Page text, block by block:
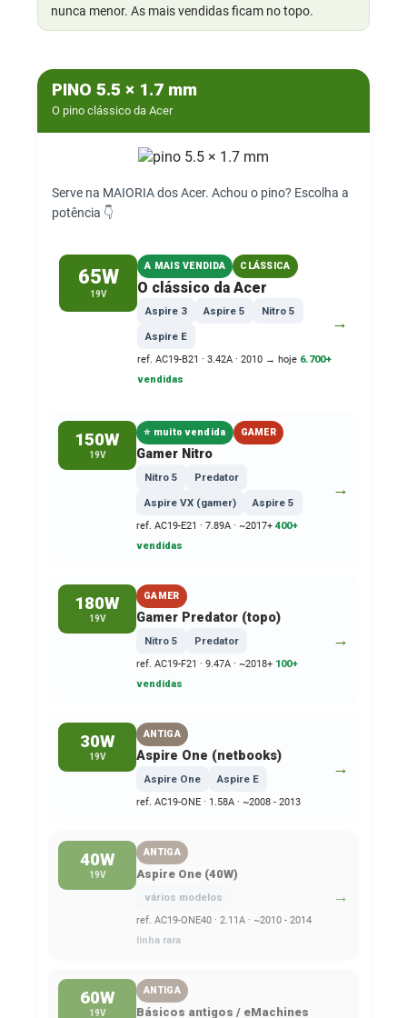
nunca menor. As mais vendidas ficam no topo.
PINO 5.5 × 1.7 mm
O pino clássico da Acer
Serve na MAIORIA dos Acer. Achou o pino? Escolha a
potência 👇
65W
19V
A MAIS VENDIDA CLÁSSICA
O clássico da Acer
Aspire 3 Aspire 5
Nitro 5
Aspire E
ref. AC19-B21 · 3.42A · 2010 → hoje 6.700+
vendidas
→
150W
19V
⭐ muito vendida GAMER
Gamer Nitro
Nitro 5
Predator
Aspire VX (gamer)
Aspire 5
ref. AC19-E21 · 7.89A · ~2017+ 400+
vendidas
→
180W
19V
GAMER
Gamer Predator (topo)
Nitro 5 Predator
ref. AC19-F21 · 9.47A · ~2018+ 100+
vendidas
→
30W
19V
ANTIGA
Aspire One (netbooks)
Aspire One Aspire E
ref. AC19-ONE · 1.58A · ~2008 - 2013
→
40W
19V
ANTIGA
Aspire One (40W)
vários modelos
ref. AC19-ONE40 · 2.11A · ~2010 - 2014
linha rara
→
60W
19V
ANTIGA
Básicos antigos / eMachines